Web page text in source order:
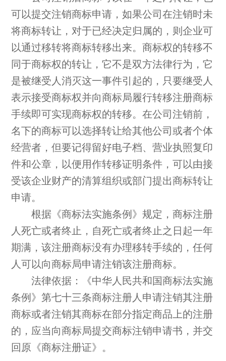
可以提交注销商标申请，如果公司在注销时未
将商标转让，对于已经决定归属的，则企业可
以通过移转将商标转移出来。商标权的转移不
同于商标权的转让，它不是双方法律行为，它
是被继受人消灭这一事件引起的，只要继受人
表示接受商标权并向商标局履行转移注册商标
手续即可实现商标权的转移。在公司注销前，
名下的商标可以选择转让给其他公司或者个体
经营者，但要记得留好电子档、营业执照复印
件和公章，以便用作转移证明条件，可以由接
受该企业财产的清算组织或部门提出商标转让
申请。
根据《商标法实施条例》规定，商标注册
人死亡或者终止，自死亡或者终止之日起一年
期满，该注册商标没有办理移转手续的，任何
人可以向商标局申请注销该注册商标。
法律依据：《中华人民共和国商标法实施
条例》第七十三条商标注册人申请注销其注册
商标或者注销其商标在部分指定商品上的注册
的，应当向商标局提交商标注销申请书，并交
回原《商标注册证》。